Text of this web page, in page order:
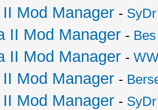
Mod Manager - SyDr
II Mod Manager - Bes
II Mod Manager -
Mod Manager -
Mod Manager - SyDr